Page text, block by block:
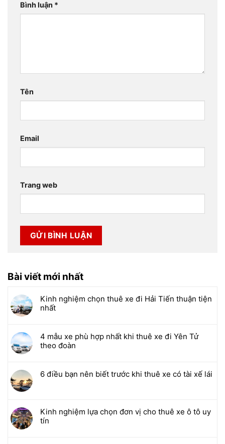
Bình luận *
Tên
Email
Trang web
Bài viết mới nhất
Kinh nghiệm chọn thuê xe đi Hải Tiến thuận tiện
nhất
4 mẫu xe phù hợp nhất khi thuê xe đi Yên Tử
theo đoàn
6 điều bạn nên biết trước khi thuê xe có tài xế lái
Kinh nghiệm lựa chọn đơn vị cho thuê xe ô tô uy
tín